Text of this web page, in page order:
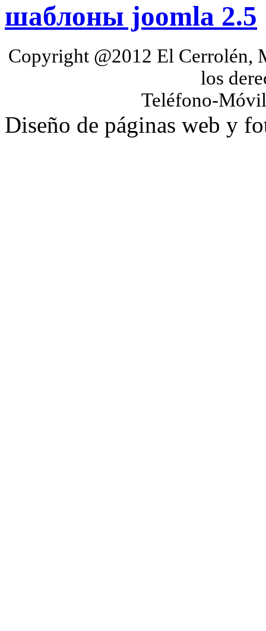
шаблоны joomla 2.5
Copyright @2012 El Cerrolén,
los
Teléfono-
Diseño de páginas web y